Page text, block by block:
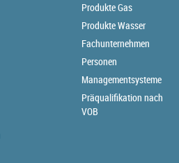
Produkte Gas
Produkte Wasser
Fachunternehmen
Personen
Managementsysteme
Präqualifikation nach
VOB